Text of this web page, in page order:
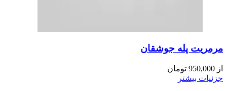
مرمریت پله جوشقان
از 950,000 تومان
جزئیات بیشتر